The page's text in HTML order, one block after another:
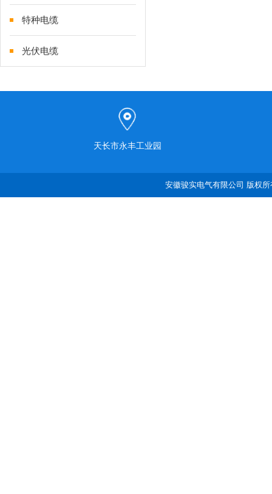
特种电缆
光伏电缆
天长市永丰工业园
安徽骏实电气有限公司 版权